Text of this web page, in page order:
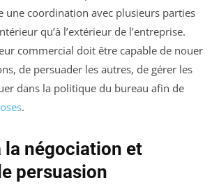
une coordination avec plusieurs parties
qu’à l’extérieur de l’entreprise.
commercial doit être capable de nouer
de persuader les autres, de gérer les
dans la politique du bureau afin de
.
la négociation et
persuasion